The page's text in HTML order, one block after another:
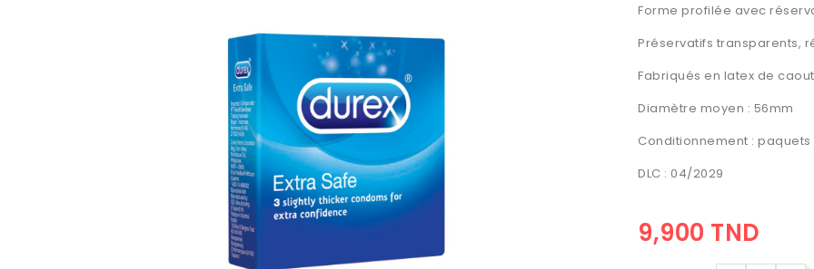
Forme profilée avec
Préservatifs transparents,
Fabriqués en latex de
Diamètre moyen : 56mm
Conditionnement : paquets
DLC : 04/2029
9,900 TND